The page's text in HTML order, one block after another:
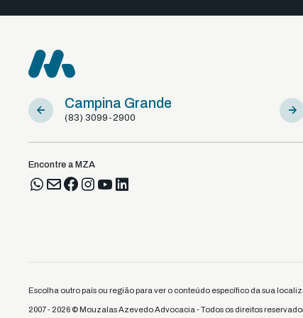
Campina Grande
(83) 3099-2900 (83)
Encontre a MZA
Escolha outro país ou região para ver o conteúdo específico da sua
2007 - 2026 © Mouzalas Azevedo Advocacia - Todos os direitos